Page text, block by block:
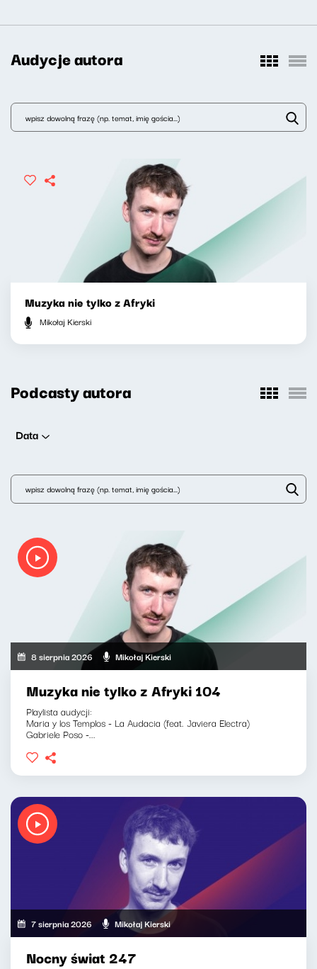
Audycje autora
Muzyka nie tylko z Afryki
Mikołaj Kierski
Podcasty autora
Data
8 sierpnia 2026 Mikołaj Kierski
Muzyka nie tylko z Afryki 104
Playlista audycji:
Maria y los Templos - La Audacia (feat. Javiera Electra)
Gabriele Poso -...
7 sierpnia 2026 Mikołaj Kierski
Nocny świat 247